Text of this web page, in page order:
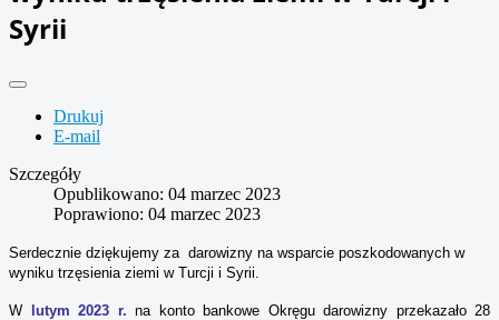
Syrii
Drukuj
E-mail
Szczegóły
Opublikowano: 04 marzec 2023
Poprawiono: 04 marzec 2023
Serdecznie dziękujemy za darowizny na wsparcie poszkodowanych w
wyniku trzęsienia ziemi w Turcji i Syrii.
W lutym 2023 r. na konto bankowe Okręgu darowizny przekazało 28